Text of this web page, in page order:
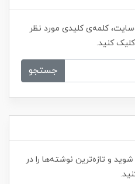
کلمه‌ی کلیدی مورد نظر
کنید.
جستجو
و تازه‌ترین نوشته‌ها را در